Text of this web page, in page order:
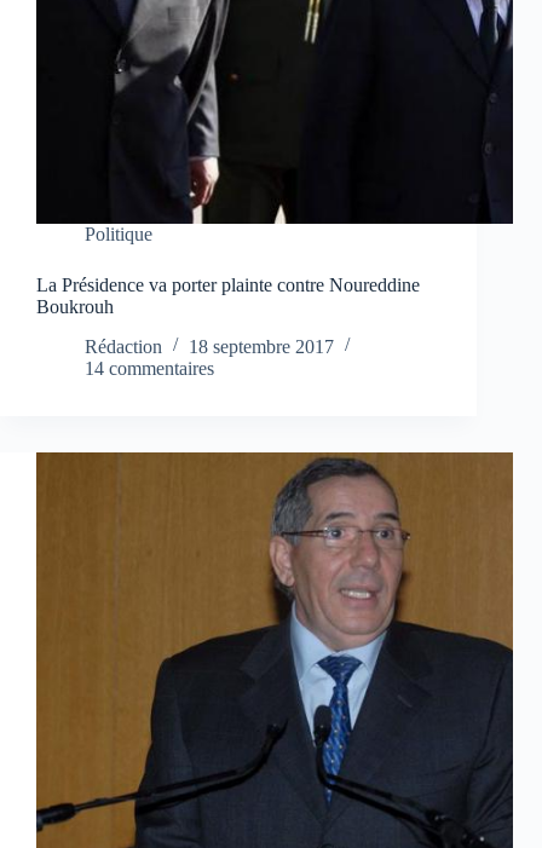
Politique
La Présidence va porter plainte contre Noureddine
Boukrouh
Rédaction
18 septembre 2017
14 commentaires